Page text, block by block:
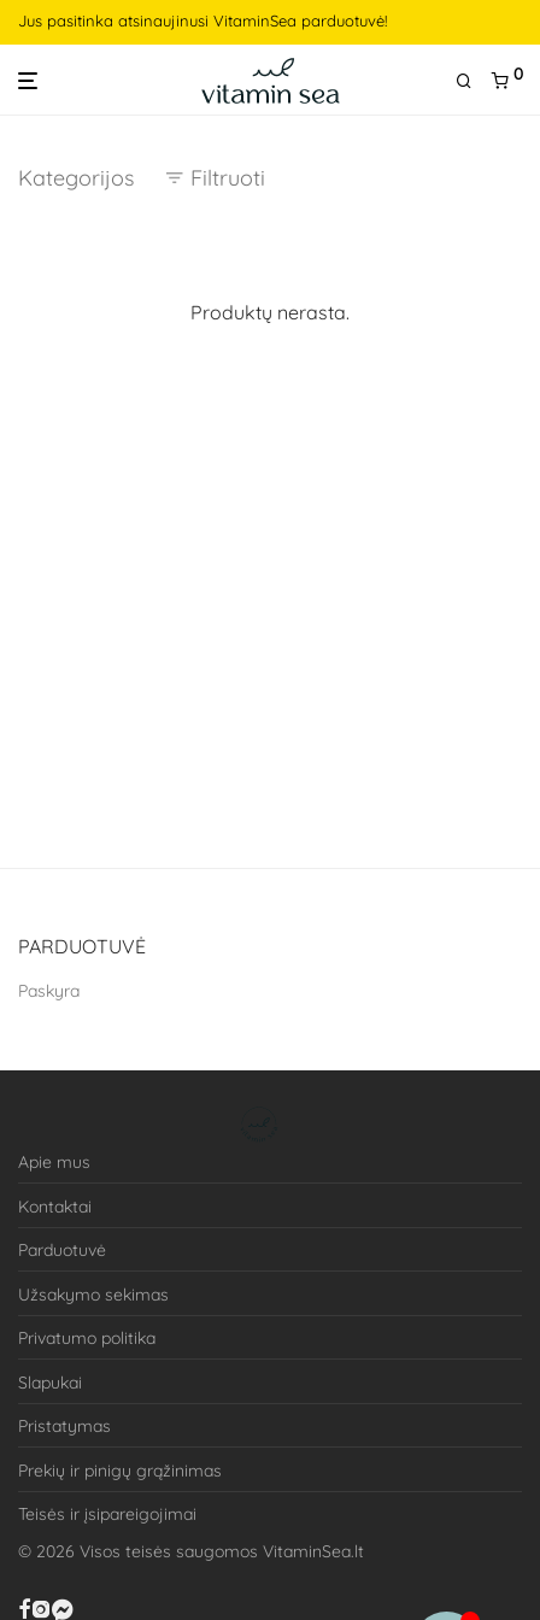
Jus pasitinka atsinaujinusi VitaminSea parduotuvė!
0
Kategorijos Filtruoti
Produktų nerasta.
PARDUOTUVĖ
Paskyra
Apie mus
Kontaktai
Parduotuvė
Užsakymo sekimas
Privatumo politika
Slapukai
Pristatymas
Prekių ir pinigų grąžinimas
Teisės ir įsipareigojimai
© 2026 Visos teisės saugomos VitaminSea.lt